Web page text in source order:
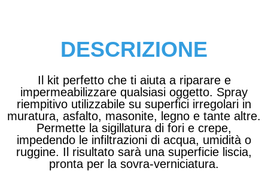
DESCRIZIONE
Il kit perfetto che ti aiuta a riparare e
impermeabilizzare qualsiasi oggetto. Spray
riempitivo utilizzabile su superfici irregolari in
muratura, asfalto, masonite, legno e tante altre.
Permette la sigillatura di fori e crepe,
impedendo le infiltrazioni di acqua, umidità o
ruggine. Il risultato sarà una superficie liscia,
pronta per la sovra-verniciatura.